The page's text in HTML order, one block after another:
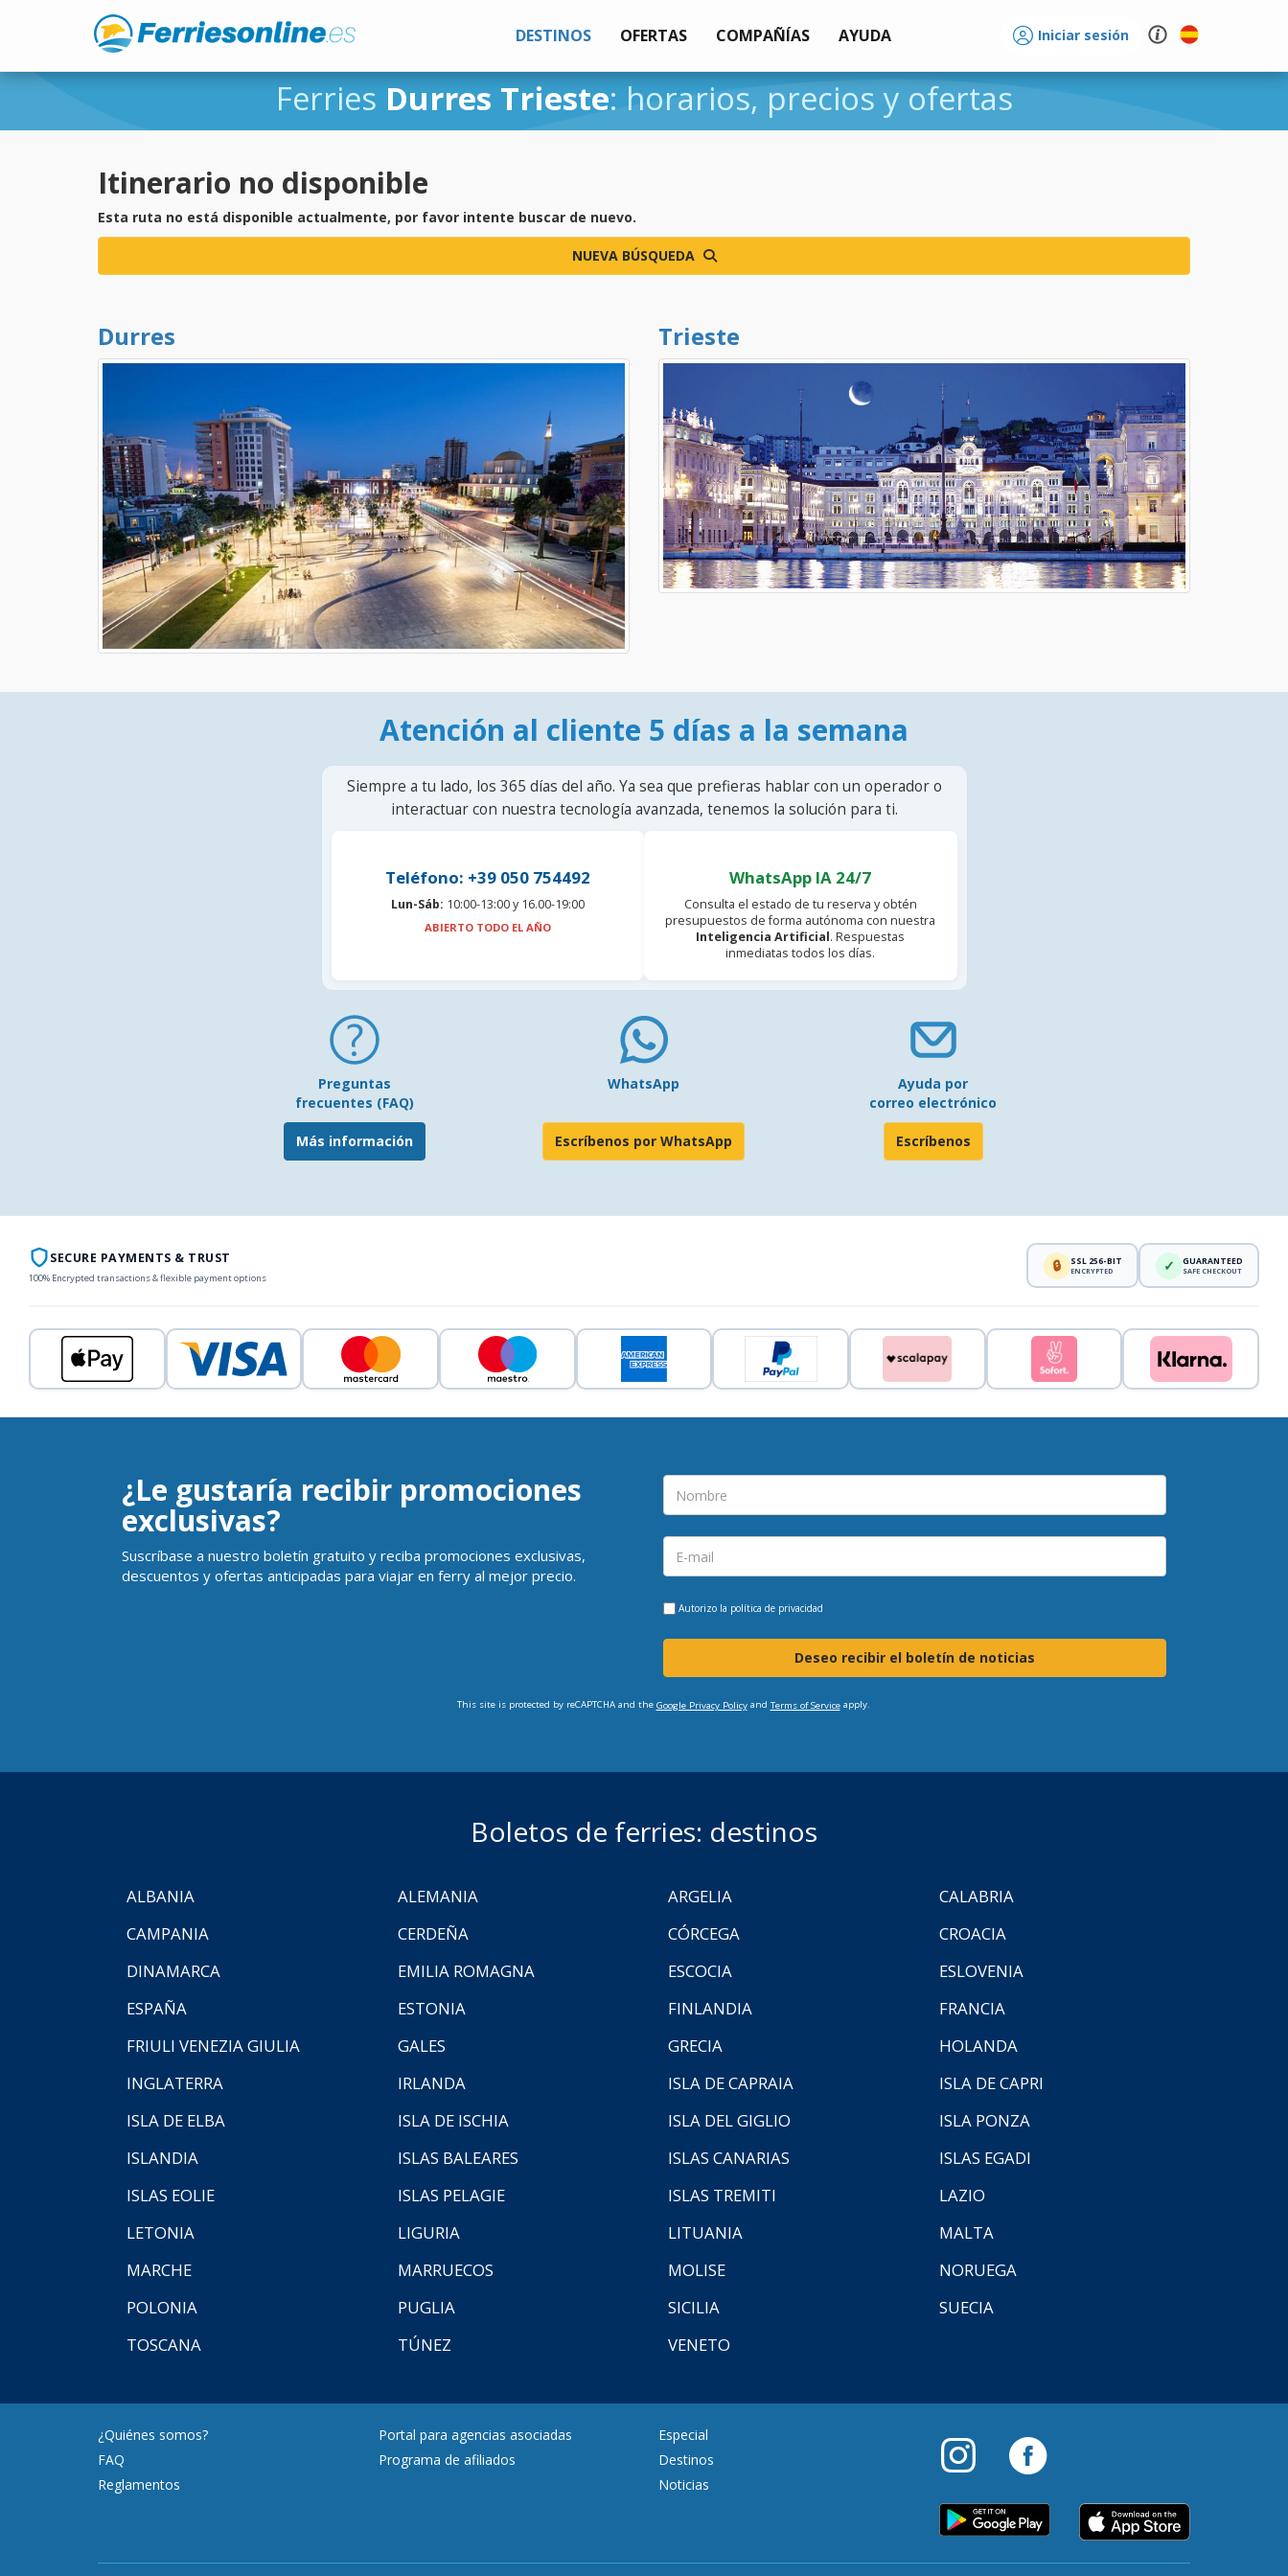
DESTINOS OFERTAS COMPAÑÍAS AYUDA Iniciar sesión
Ferries Durres Trieste: horarios, precios y ofertas
Itinerario no disponible
Esta ruta no está disponible actualmente, por favor intente buscar de nuevo.
NUEVA BÚSQUEDA
Durres Trieste
Atención al cliente 5 días a la semana
Siempre a tu lado, los 365 días del año. Ya sea que prefieras hablar con un operador o
interactuar con nuestra tecnología avanzada, tenemos la solución para ti.
Teléfono: +39 050 754492
Lun-Sáb: 10:00-13:00 y 16.00-19:00
ABIERTO TODO EL AÑO
WhatsApp IA 24/7
Consulta el estado de tu reserva y obtén
presupuestos de forma autónoma con nuestra
Inteligencia Artificial. Respuestas
inmediatas todos los días.
Preguntas
frecuentes (FAQ)
Más información
WhatsApp
Escríbenos por WhatsApp
Ayuda por
correo electrónico
Escríbenos
SECURE PAYMENTS & TRUST
100% Encrypted transactions & flexible payment options
🔒 SSL 256-BIT
ENCRYPTED ✓ GUARANTEED
SAFE CHECKOUT
¿Le gustaría recibir promociones
exclusivas?
Suscríbase a nuestro boletín gratuito y reciba promociones exclusivas,
descuentos y ofertas anticipadas para viajar en ferry al mejor precio.
Autorizo la política de privacidad
Deseo recibir el boletín de noticias
This site is protected by reCAPTCHA and the Google Privacy Policyand Terms of Serviceapply.
Boletos de ferries: destinos
ALBANIA ALEMANIA ARGELIA
CALABRIA
CAMPANIA
CERDEÑA CÓRCEGA
CROACIA
DINAMARCA
EMILIA ROMAGNA ESCOCIA
ESLOVENIA
ESPAÑA
ESTONIA FINLANDIA
FRANCIA
FRIULI VENEZIA GIULIA
GALES GRECIA
HOLANDA
INGLATERRA
IRLANDA ISLA DE CAPRAIA
ISLA DE CAPRI
ISLA DE ELBA
ISLA DE ISCHIA ISLA DEL GIGLIO
ISLA PONZA
ISLANDIA
ISLAS BALEARES ISLAS CANARIAS
ISLAS EGADI
ISLAS EOLIE
ISLAS PELAGIE ISLAS TREMITI
LAZIO
LETONIA
LIGURIA LITUANIA
MALTA
MARCHE
MARRUECOS MOLISE
NORUEGA
POLONIA
PUGLIA SICILIA
SUECIA
TOSCANA
TÚNEZ VENETO
¿Quiénes somos?
FAQ
Reglamentos
Portal para agencias asociadas
Programa de afiliados
Especial
Destinos
Noticias